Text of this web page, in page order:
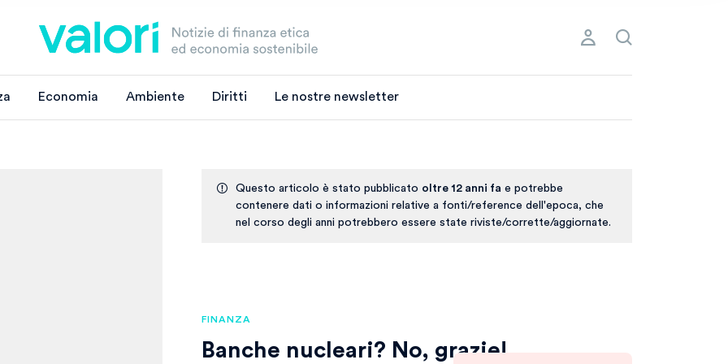
Economia Ambiente Diritti Le nostre newsletter
Questo articolo è stato pubblicato oltre 12 anni fa e potrebbe
contenere dati o informazioni relative a fonti/reference dell'epoca, che
nel corso degli anni potrebbero essere state riviste/corrette/aggiornate.
FINANZA
Banche nucleari? No, grazie!